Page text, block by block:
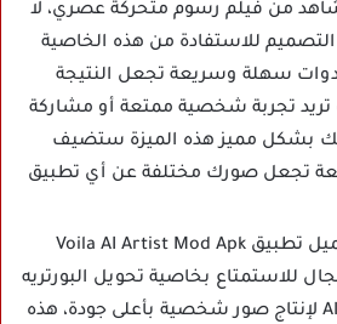
من فيلم رسوم متحركة عصري، لا
التصميم للاستفادة من هذه الخاصية
سهلة وسريعة تجعل النتيجة
تريد تجربة شخصية ممتعة أو مشاركة
بشكل مميز هذه الميزة ستضيف
تجعل صورك مختلفة عن أي تطبيق
تحميل تطبيق Voila AI Artist Mod Apk
للاستمتاع بخاصية تحويل البورتريه
التي تعتمد على الـ AI لإنتاج صور شخصية بأعلى جودة، هذه